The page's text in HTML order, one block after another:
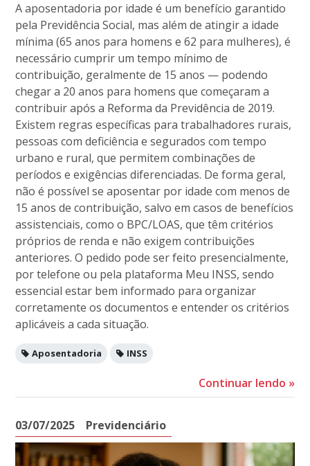
A aposentadoria por idade é um benefício garantido
pela Previdência Social, mas além de atingir a idade
mínima (65 anos para homens e 62 para mulheres), é
necessário cumprir um tempo mínimo de
contribuição, geralmente de 15 anos — podendo
chegar a 20 anos para homens que começaram a
contribuir após a Reforma da Previdência de 2019.
Existem regras específicas para trabalhadores rurais,
pessoas com deficiência e segurados com tempo
urbano e rural, que permitem combinações de
períodos e exigências diferenciadas. De forma geral,
não é possível se aposentar por idade com menos de
15 anos de contribuição, salvo em casos de benefícios
assistenciais, como o BPC/LOAS, que têm critérios
próprios de renda e não exigem contribuições
anteriores. O pedido pode ser feito presencialmente,
por telefone ou pela plataforma Meu INSS, sendo
essencial estar bem informado para organizar
corretamente os documentos e entender os critérios
aplicáveis a cada situação.
Aposentadoria INSS
Continuar lendo »
03/07/2025 Previdenciário